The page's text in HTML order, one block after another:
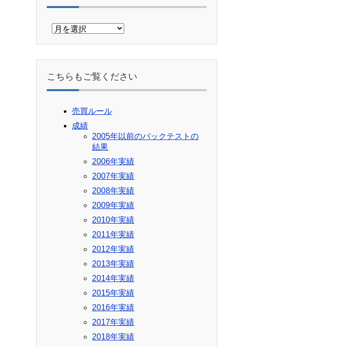
ア
イ
こちらもご覧ください
売買ルール
成績
2005年以前のバックテストの
結果
2006年実績
2007年実績
2008年実績
2009年実績
2010年実績
2011年実績
2012年実績
2013年実績
2014年実績
2015年実績
2016年実績
2017年実績
2018年実績